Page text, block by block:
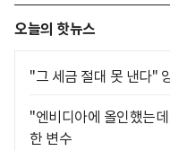
오늘의 핫뉴스
"그 세금 절대 못 낸다"
"엔비디아에 올인했는
한 변수